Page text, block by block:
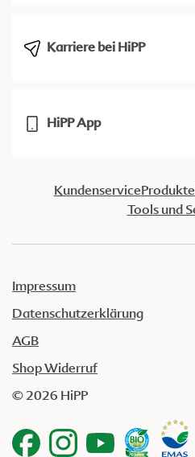
Karriere bei HiPP
HiPP App
KundenserviceProdukte
Tools und
Impressum
Datenschutzerklärung
AGB
Shop Widerruf
© 2026 HiPP